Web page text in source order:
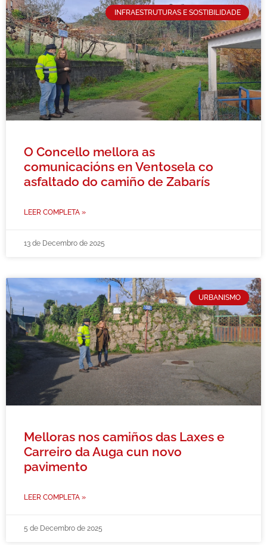
INFRAESTRUTURAS E SOSTIBILIDADE
O Concello mellora as
comunicacións en Ventosela co
asfaltado do camiño de Zabarís
LEER COMPLETA »
13 de Decembro de 2025
URBANISMO
Melloras nos camiños das Laxes e
Carreiro da Auga cun novo
pavimento
LEER COMPLETA »
5 de Decembro de 2025